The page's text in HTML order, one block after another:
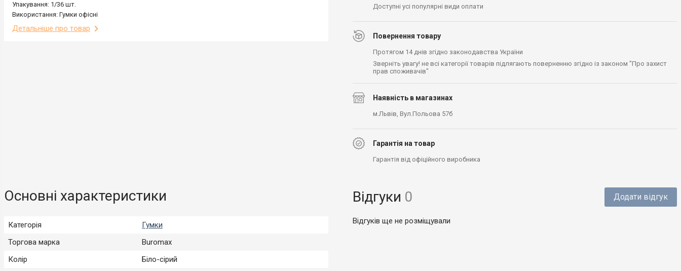
Упакування: 1/36 шт.
Використання: Гумки офісні
Детальніше про товар
Доступні усі популярні види оплати
Повернення товару
Протягом 14 днів згідно законодавства України
Зверніть увагу! не всі категорії товарів підлягають поверненню згідно із законом "Про захист
прав споживачів"
Наявність в магазинах
м.Львів, Вул.Польова 57б
Гарантія на товар
Гарантія від офіційного виробника
Основні характеристики
Категорія
Гумки
Торгова марка
Buromax
Колір
Біло-сірий
Відгуки 0 Додати відгук
Відгуків ще не розміщували